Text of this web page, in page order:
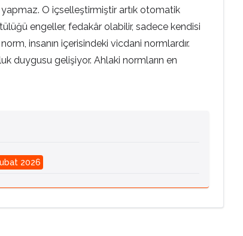
O içselleştirmiştir artık otomatik
engeller, fedakâr olabilir, sadece kendisi
insanın içerisindeki vicdani normlardır.
duygusu gelişiyor. Ahlaki normların en
2026